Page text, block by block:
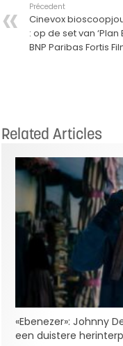
Précedent
Cinevox
: op de set van ‘Plan
BNP Paribas Fortis
Related Articles
«Ebenezer»: Johnny
een duistere